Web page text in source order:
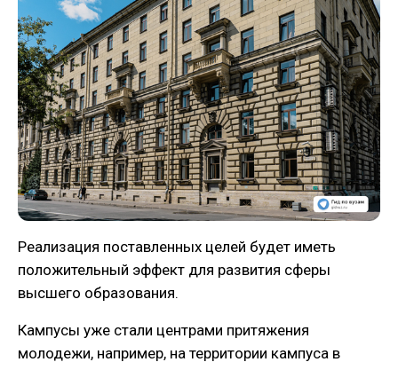
Реализация поставленных целей будет иметь
положительный эффект для развития сферы
высшего образования.
Кампусы уже стали центрами притяжения
молодежи, например, на территории кампуса в